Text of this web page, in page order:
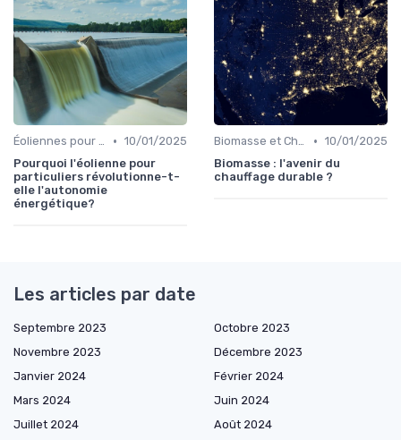
Éoliennes pour Particuliers • 10/01/2025
Pourquoi l'éolienne pour
particuliers révolutionne-t-
elle l'autonomie
énergétique?
Biomasse et Chauffage Écologique • 10/01/2025
Biomasse : l'avenir du
chauffage durable ?
Les articles par date
Septembre 2023
Octobre 2023
Novembre 2023
Décembre 2023
Janvier 2024
Février 2024
Mars 2024
Juin 2024
Juillet 2024
Août 2024